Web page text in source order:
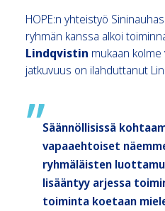
HOPE:n yhteistyö
ryhmän kanssa alkoi
Lindqvistin mukaan
jatkuvuus on ilahduttanut
Säännöllisissä
vapaaehtoiset
ryhmäläisten
lisääntyy arjessa
toiminta koetaan